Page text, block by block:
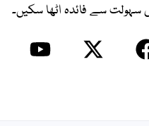
سے فائدہ اٹھا سکیں۔